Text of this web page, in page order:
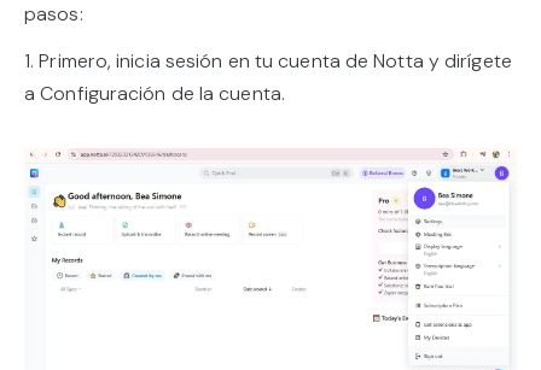
pasos:
1. Primero, inicia sesión en tu cuenta de Notta y dirígete
a Configuración de la cuenta.